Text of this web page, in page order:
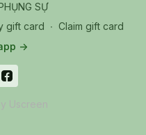
SỰ
gift card ∙ Claim gift card
->
Uscreen